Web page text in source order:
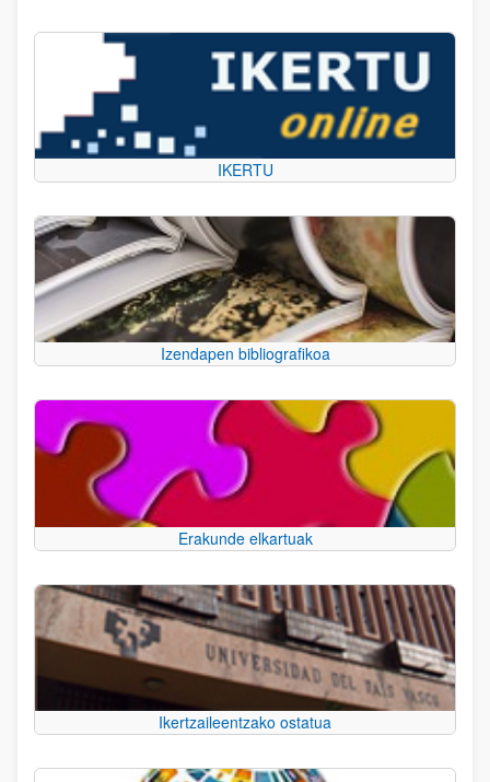
IKERTU
Izendapen bibliografikoa
Erakunde elkartuak
Ikertzaileentzako ostatua